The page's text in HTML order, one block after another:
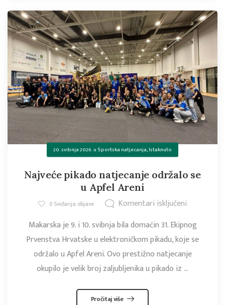
20. svibnja 2026.u Sportska natjecanja,Istaknuto
Najveće pikado natjecanje održalo se
u Apfel Areni
0Sviđanja objave
Komentari isključeni
Makarska je 9. i 10. svibnja bila domaćin 31. Ekipnog
Prvenstva Hrvatske u elektroničkom pikadu, koje se
održalo u Apfel Areni. Ovo prestižno natjecanje
okupilo je velik broj zaljubljenika u pikado iz ...
Pročitaj više